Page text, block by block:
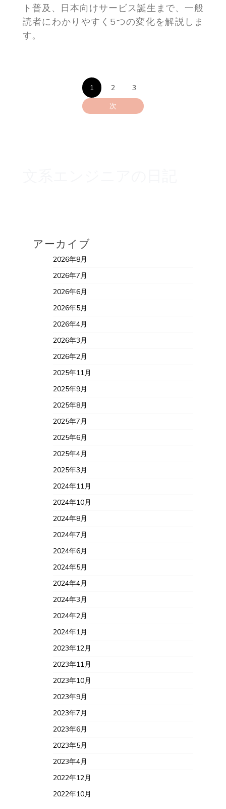
ト普及、日本向けサービス誕生まで、一般
読者にわかりやすく5つの変化を解説しま
す。
投
稿
1 2
3
次
アーカイブ
2026年8月
2026年7月
2026年6月
2026年5月
2026年4月
2026年3月
2026年2月
2025年11月
2025年9月
2025年8月
2025年7月
2025年6月
2025年4月
2025年3月
2024年11月
2024年10月
2024年8月
2024年7月
2024年6月
2024年5月
2024年4月
2024年3月
2024年2月
2024年1月
2023年12月
2023年11月
2023年10月
2023年9月
2023年7月
2023年6月
2023年5月
2023年4月
2022年12月
2022年10月